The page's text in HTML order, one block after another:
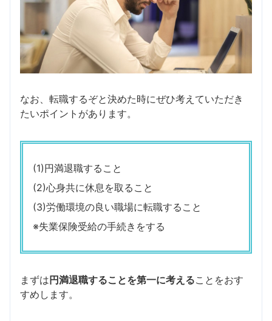
なお、転職するぞと決めた時にぜひ考えていただき
たいポイントがあります。
(1)円満退職すること
(2)心身共に休息を取ること
(3)労働環境の良い職場に転職すること
※失業保険受給の手続きをする
まずは 円満退職することを第一に考えることをおす
すめします。